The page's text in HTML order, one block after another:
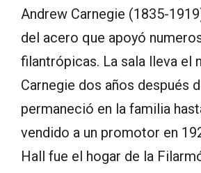
Andrew Carnegie (1835-
del acero que apoyó
filantrópicas. La sala lleva el
Carnegie dos años después
permaneció en la familia
vendido a un promotor en
Hall fue el hogar de la